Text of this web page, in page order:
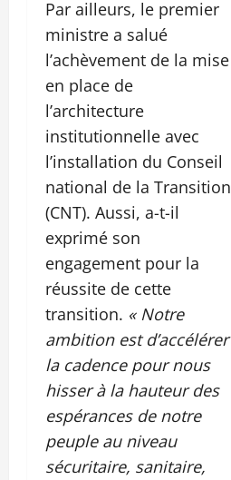
Par ailleurs, le premier
ministre a salué
l’achèvement de la mise
en place de
l’architecture
institutionnelle avec
l’installation du Conseil
national de la Transition
(CNT). Aussi, a-t-il
exprimé son
engagement pour la
réussite de cette
transition. « Notre
ambition est d’accélérer
la cadence pour nous
hisser à la hauteur des
espérances de notre
peuple au niveau
sécuritaire, sanitaire,